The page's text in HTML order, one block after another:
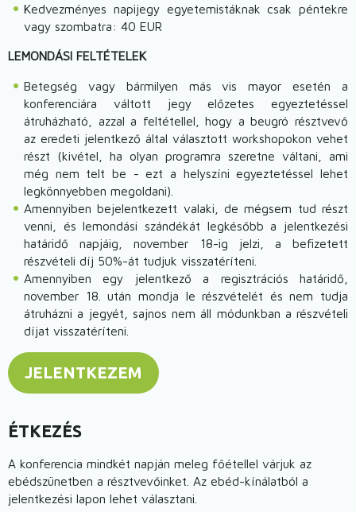
Kedvezményes napijegy egyetemistáknak csak péntekre
vagy szombatra: 40 EUR
LEMONDÁSI FELTÉTELEK
Betegség vagy bármilyen más vis mayor esetén a
konferenciára váltott jegy előzetes egyeztetéssel
átruházható, azzal a feltétellel, hogy a beugró résztvevő
az eredeti jelentkező által választott workshopokon vehet
részt (kivétel, ha olyan programra szeretne váltani, ami
még nem telt be - ezt a helyszíni egyeztetéssel lehet
legkönnyebben megoldani).
Amennyiben bejelentkezett valaki, de mégsem tud részt
venni, és lemondási szándékát legkésőbb a jelentkezési
határidő napjáig, november 18-ig jelzi, a befizetett
részvételi díj 50%-át tudjuk visszatéríteni.
Amennyiben egy jelentkező a regisztrációs határidő,
november 18. után mondja le részvételét és nem tudja
átruházni a jegyét, sajnos nem áll módunkban a részvételi
díjat visszatéríteni.
JELENTKEZEM
ÉTKEZÉS
A konferencia mindkét napján meleg főétellel várjuk az
ebédszünetben a résztvevőinket. Az ebéd-kínálatból a
jelentkezési lapon lehet választani.